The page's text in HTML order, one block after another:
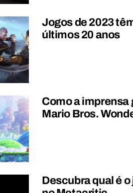
Jogos de 2023
últimos 20 anos
Como a imprensa
Mario Bros.
Descubra qual é